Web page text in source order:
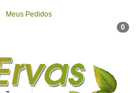
Meus Pedidos
0